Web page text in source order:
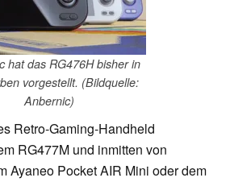
hat das RG476H bisher in
vorgestellt. (Bildquelle:
Anbernic)
Retro-Gaming-Handheld
RG477M und inmitten von
Ayaneo Pocket AIR Mini oder dem